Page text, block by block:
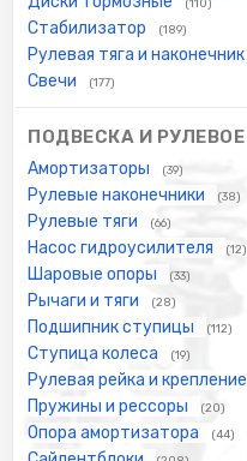
(110)
Стабилизатор (189)
Рулевая тяга и наконечник
Свечи (177)
ПОДВЕСКА И РУЛЕВОЕ
Амортизаторы (39)
Рулевые наконечники (38)
Рулевые тяги (66)
Насос гидроусилителя (12)
Шаровые опоры (33)
Рычаги и тяги (28)
Подшипник ступицы (112)
Ступица колеса (19)
Рулевая рейка и крепление
Пружины и рессоры (20)
Опора амортизатора (44)